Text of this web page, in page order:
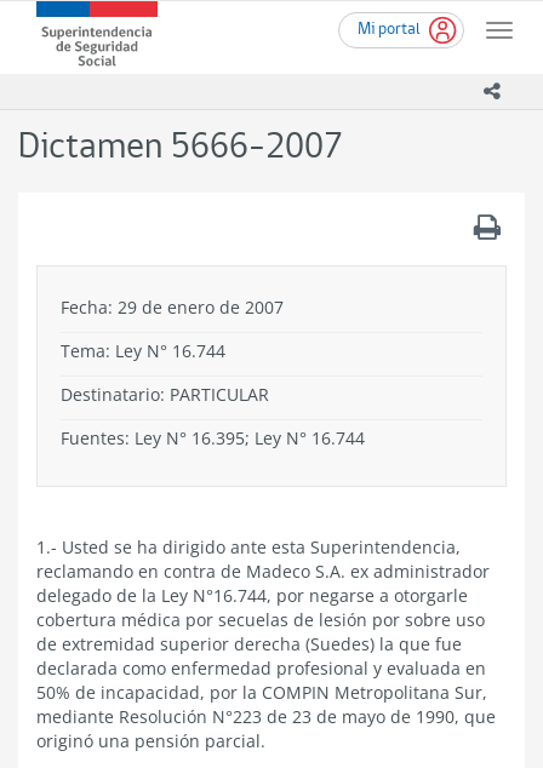
contenido
Mi portal
Toggle
Superintendencia
de
-
Dictamen 5666-2007
Fecha: 29 de enero de 2007
Tema: Ley N° 16.744
Destinatario: PARTICULAR
Fuentes: Ley N° 16.395; Ley N° 16.744
1.- Usted se ha dirigido ante esta Superintendencia,
reclamando en contra de Madeco S.A. ex administrador
delegado de la Ley N°16.744, por negarse a otorgarle
cobertura médica por secuelas de lesión por sobre uso
de extremidad superior derecha (Suedes) la que fue
declarada como enfermedad profesional y evaluada en
50% de incapacidad, por la COMPIN Metropolitana Sur,
mediante Resolución N°223 de 23 de mayo de 1990, que
originó una pensión parcial.